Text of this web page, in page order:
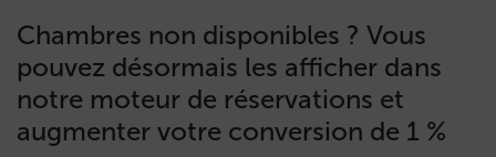
Chambres non disponibles ? Vous
pouvez désormais les afficher dans
notre moteur de réservations et
augmenter votre conversion de 1 %